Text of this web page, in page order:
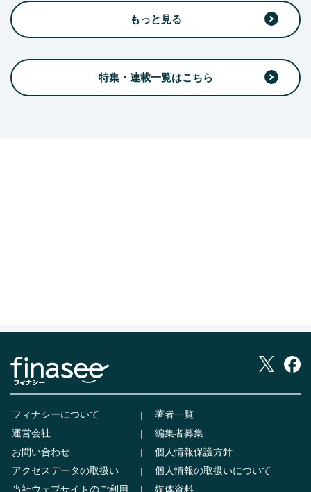
もっと見る
特集・連載一覧はこちら
フィナシーについて
著者一覧
運営会社
編集者募集
お問い合わせ
個人情報保護方針
アクセスデータの取扱い
個人情報の取扱いについて
当社ウェブサイトのご利用
媒体資料